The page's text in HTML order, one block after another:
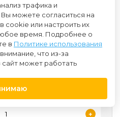
+
трафика и
можете согласиться на
cookie или настроить их
время. Подробнее о
в Политике использования
что из-за
может работать